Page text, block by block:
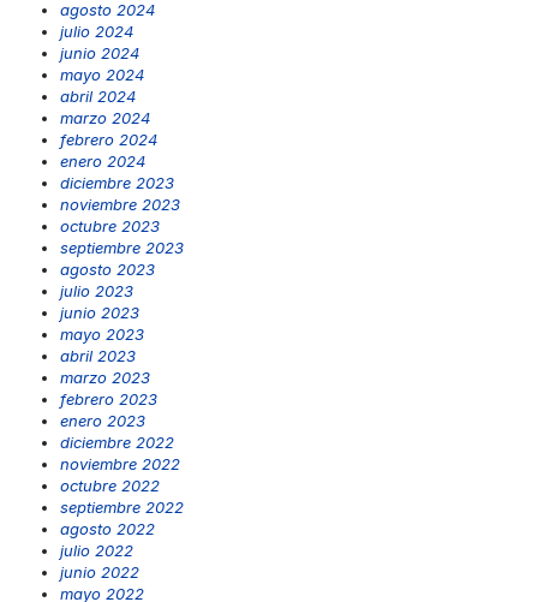
agosto 2024
julio 2024
junio 2024
mayo 2024
abril 2024
marzo 2024
febrero 2024
enero 2024
diciembre 2023
noviembre 2023
octubre 2023
septiembre 2023
agosto 2023
julio 2023
junio 2023
mayo 2023
abril 2023
marzo 2023
febrero 2023
enero 2023
diciembre 2022
noviembre 2022
octubre 2022
septiembre 2022
agosto 2022
julio 2022
junio 2022
mayo 2022